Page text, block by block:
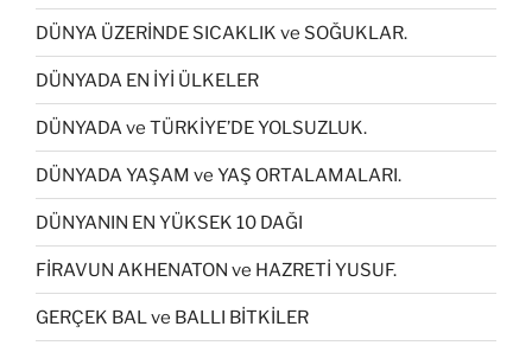
DÜNYA ÜZERİNDE SICAKLIK ve SOĞUKLAR.
DÜNYADA EN İYİ ÜLKELER
DÜNYADA ve TÜRKİYE’DE YOLSUZLUK.
DÜNYADA YAŞAM ve YAŞ ORTALAMALARI.
DÜNYANIN EN YÜKSEK 10 DAĞI
FİRAVUN AKHENATON ve HAZRETİ YUSUF.
GERÇEK BAL ve BALLI BİTKİLER